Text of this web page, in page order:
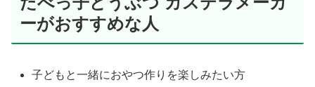
ーがおすすめな人
子どもと一緒におやつ作りを楽しみたい方